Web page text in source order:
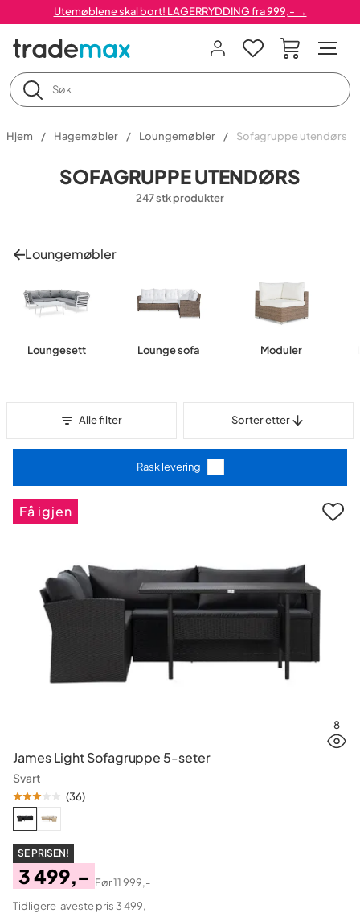
Utemøblene skal bort! LAGERRYDDING fra 999,- →
Hjem Hagemøbler Loungemøbler Sofagruppe utendørs
SOFAGRUPPE UTENDØRS
247 stk produkter
Loungemøbler
Loungesett Lounge sofa Moduler
Alle filter Sorter etter
Rask levering
8
James Light Sofagruppe 5-seter
Svart
(36)
SE PRISEN!
Pris
3 499,-
Original
Før11 999,-
Tidligere laveste pris 3 499,-
Få igjen